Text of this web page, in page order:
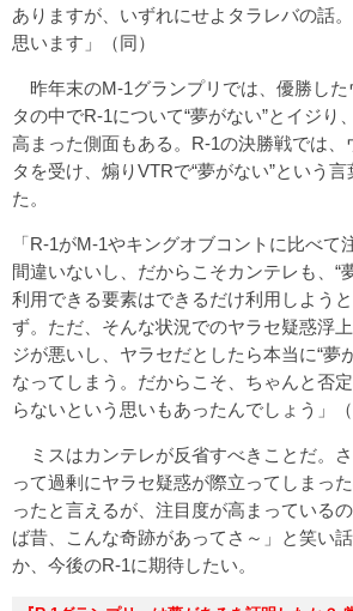
ありますが、いずれにせよタラレバの話
思います」（同）
昨年末のM-1グランプリでは、優勝した
タの中でR-1について“夢がない”とイジり
高まった側面もある。R-1の決勝戦では、
タを受け、煽りVTRで“夢がない”という
た。
「R-1がM-1やキングオブコントに比べて
間違いないし、だからこそカンテレも、“
利用できる要素はできるだけ利用しよう
ず。ただ、そんな状況でのヤラセ疑惑浮
ジが悪いし、ヤラセだとしたら本当に“夢
なってしまう。だからこそ、ちゃんと否
らないという思いもあったんでしょう」（
ミスはカンテレが反省すべきことだ。
って過剰にヤラセ疑惑が際立ってしまっ
ったと言えるが、注目度が高まっている
ば昔、こんな奇跡があってさ～」と笑い
か、今後のR-1に期待したい。